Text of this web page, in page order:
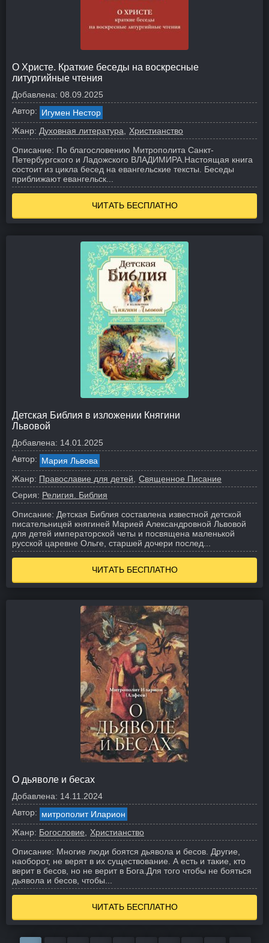
О Христе. Краткие беседы на воскресные
литургийные чтения
Добавлена: 08.09.2025
Автор: Игумен Нестор
Жанр: Духовная литература
Христианство
Описание: По благословению Митрополита Санкт-
Петербургского и Ладожского ВЛАДИМИРА. Настоящая книга
состоит из цикла бесед на евангельские тексты. Беседы
приближают евангельск...
ЧИТАТЬ БЕСПЛАТНО
Детская Библия в изложении Княгини
Львовой
Добавлена: 14.01.2025
Автор: Мария Львова
Жанр: Православие для детей
Священное Писание
Серия: Религия. Библия
Описание: Детская Библия составлена известной детской
писательницей княгиней Марией Александровной Львовой
для детей императорской четы и посвящена маленькой
русской царевне Ольге, старшей дочери послед...
ЧИТАТЬ БЕСПЛАТНО
О дьяволе и бесах
Добавлена: 14.11.2024
Автор: митрополит Иларион
Жанр: Богословие
Христианство
Описание: Многие люди боятся дьявола и бесов. Другие,
наоборот, не верят в их существование. А есть и такие, кто
верит в бесов, но не верит в Бога. Для того чтобы не бояться
дьявола и бесов, чтобы...
ЧИТАТЬ БЕСПЛАТНО